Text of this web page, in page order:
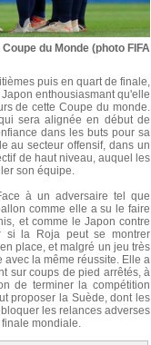
du Monde (photo FIFA
puis en quart de finale,
enthousiasmant qu'elle
de cette Coupe du monde.
sera alignée en début de
dans les buts pour sa
au secteur offensif, dans un
de haut niveau, auquel les
son équipe.
à un adversaire tel que
comme elle a su le faire
et comme le Japon contre
si la Roja peut se montrer
place, et malgré un jeu très
la même réussite. Elle a
sur coups de pied arrêtés, à
de terminer la compétition
proposer la Suède, dont les
les relances adverses
mondiale.